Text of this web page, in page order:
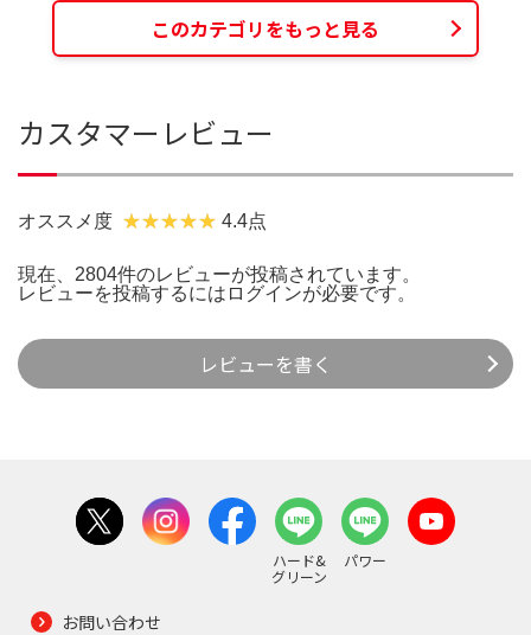
このカテゴリをもっと見る
カスタマーレビュー
オススメ度 4.4点
現在、2804件のレビューが投稿されています。
レビューを投稿するには ログインが必要です。
レビューを書く
ハード&
グリーン
パワー
お問い合わせ